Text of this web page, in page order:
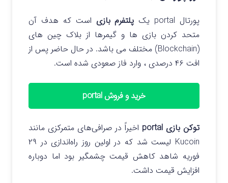
پورتال portal یک پلتفرم بازی است که هدف آن
متحد کردن بازی ها و گیمرها از بلاک چین های
(Blockchain) مختلف می باشد. در حال حاضر پس از
افت ۴۶ درصدی ، وارد فاز صعودی شده است.
خرید و فروش portal
توکن بازی portal
اخیراً در صرافی‌های متمرکزی مانند
Kucoin لیست شد که در اولین روز راه‌اندازی در ۲۹
فوریه شاهد کاهش قیمت چشمگیر بود اما دوباره
افزایش قیمت داشت.